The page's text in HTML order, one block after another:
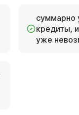
суммарно
кредиты,
уже